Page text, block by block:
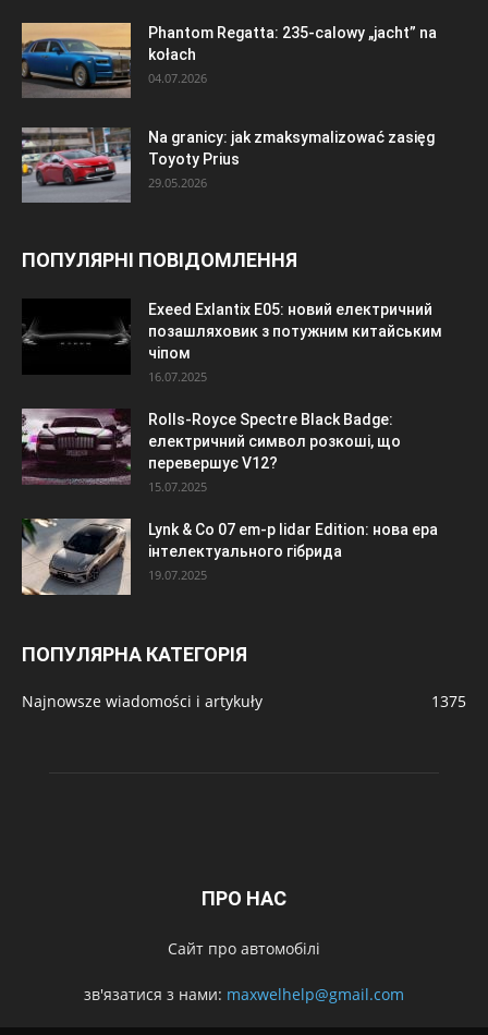
Phantom Regatta: 235-calowy „jacht” na
kołach
04.07.2026
Na granicy: jak zmaksymalizować zasięg
Toyoty Prius
29.05.2026
ПОПУЛЯРНІ ПОВІДОМЛЕННЯ
Exeed Exlantix E05: новий електричний
позашляховик з потужним китайським
чіпом
16.07.2025
Rolls-Royce Spectre Black Badge:
електричний символ розкоші, що
перевершує V12?
15.07.2025
Lynk & Co 07 em-p lidar Edition: нова ера
інтелектуального гібрида
19.07.2025
ПОПУЛЯРНА КАТЕГОРІЯ
Najnowsze wiadomości i artykuły 1375
ПРО НАС
Сайт про автомобілі
зв'язатися з нами: maxwelhelp@gmail.com